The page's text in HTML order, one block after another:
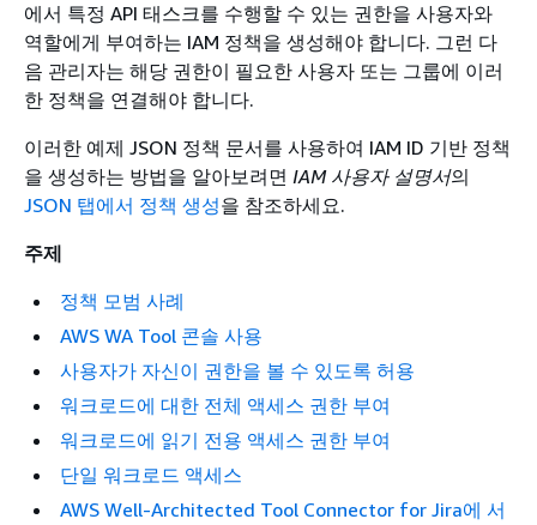
에서 특정 API 태스크를 수행할 수 있는 권한을 사용자와
역할에게 부여하는 IAM 정책을 생성해야 합니다. 그런 다
음 관리자는 해당 권한이 필요한 사용자 또는 그룹에 이러
한 정책을 연결해야 합니다.
이러한 예제 JSON 정책 문서를 사용하여 IAM ID 기반 정책
을 생성하는 방법을 알아보려면 IAM 사용자 설명서의
JSON 탭에서 정책 생성을 참조하세요.
주제
정책 모범 사례
AWS WA Tool 콘솔 사용
사용자가 자신이 권한을 볼 수 있도록 허용
워크로드에 대한 전체 액세스 권한 부여
워크로드에 읽기 전용 액세스 권한 부여
단일 워크로드 액세스
AWS Well-Architected Tool Connector for Jira에 서